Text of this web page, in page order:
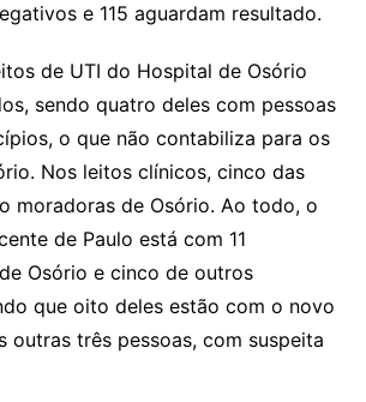
e 115 aguardam resultado.
de UTI do Hospital de Osório
sendo quatro deles com pessoas
o que não contabiliza para os
Nos leitos clínicos, cinco das
moradoras de Osório. Ao todo, o
de Paulo está com 11
Osório e cinco de outros
que oito deles estão com o novo
outras três pessoas, com suspeita